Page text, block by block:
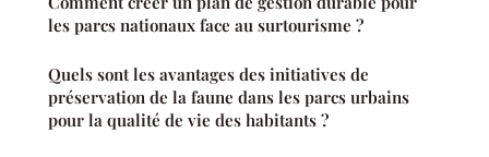
les parcs nationaux face au surtourisme ?
Quels sont les avantages des initiatives de
préservation de la faune dans les parcs urbains
pour la qualité de vie des habitants ?